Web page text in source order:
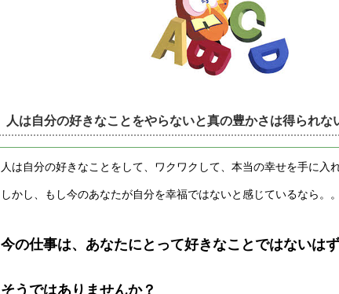
人は自分の好きなことをやらないと真の豊かさは得られな
人は自分の好きなことをして、ワクワクして、本当の幸せを手に入
しかし、もし今のあなたが自分を幸福ではないと感じているなら。。
今の仕事は、あなたにとって好きなことではないはず
そうではありませんか？